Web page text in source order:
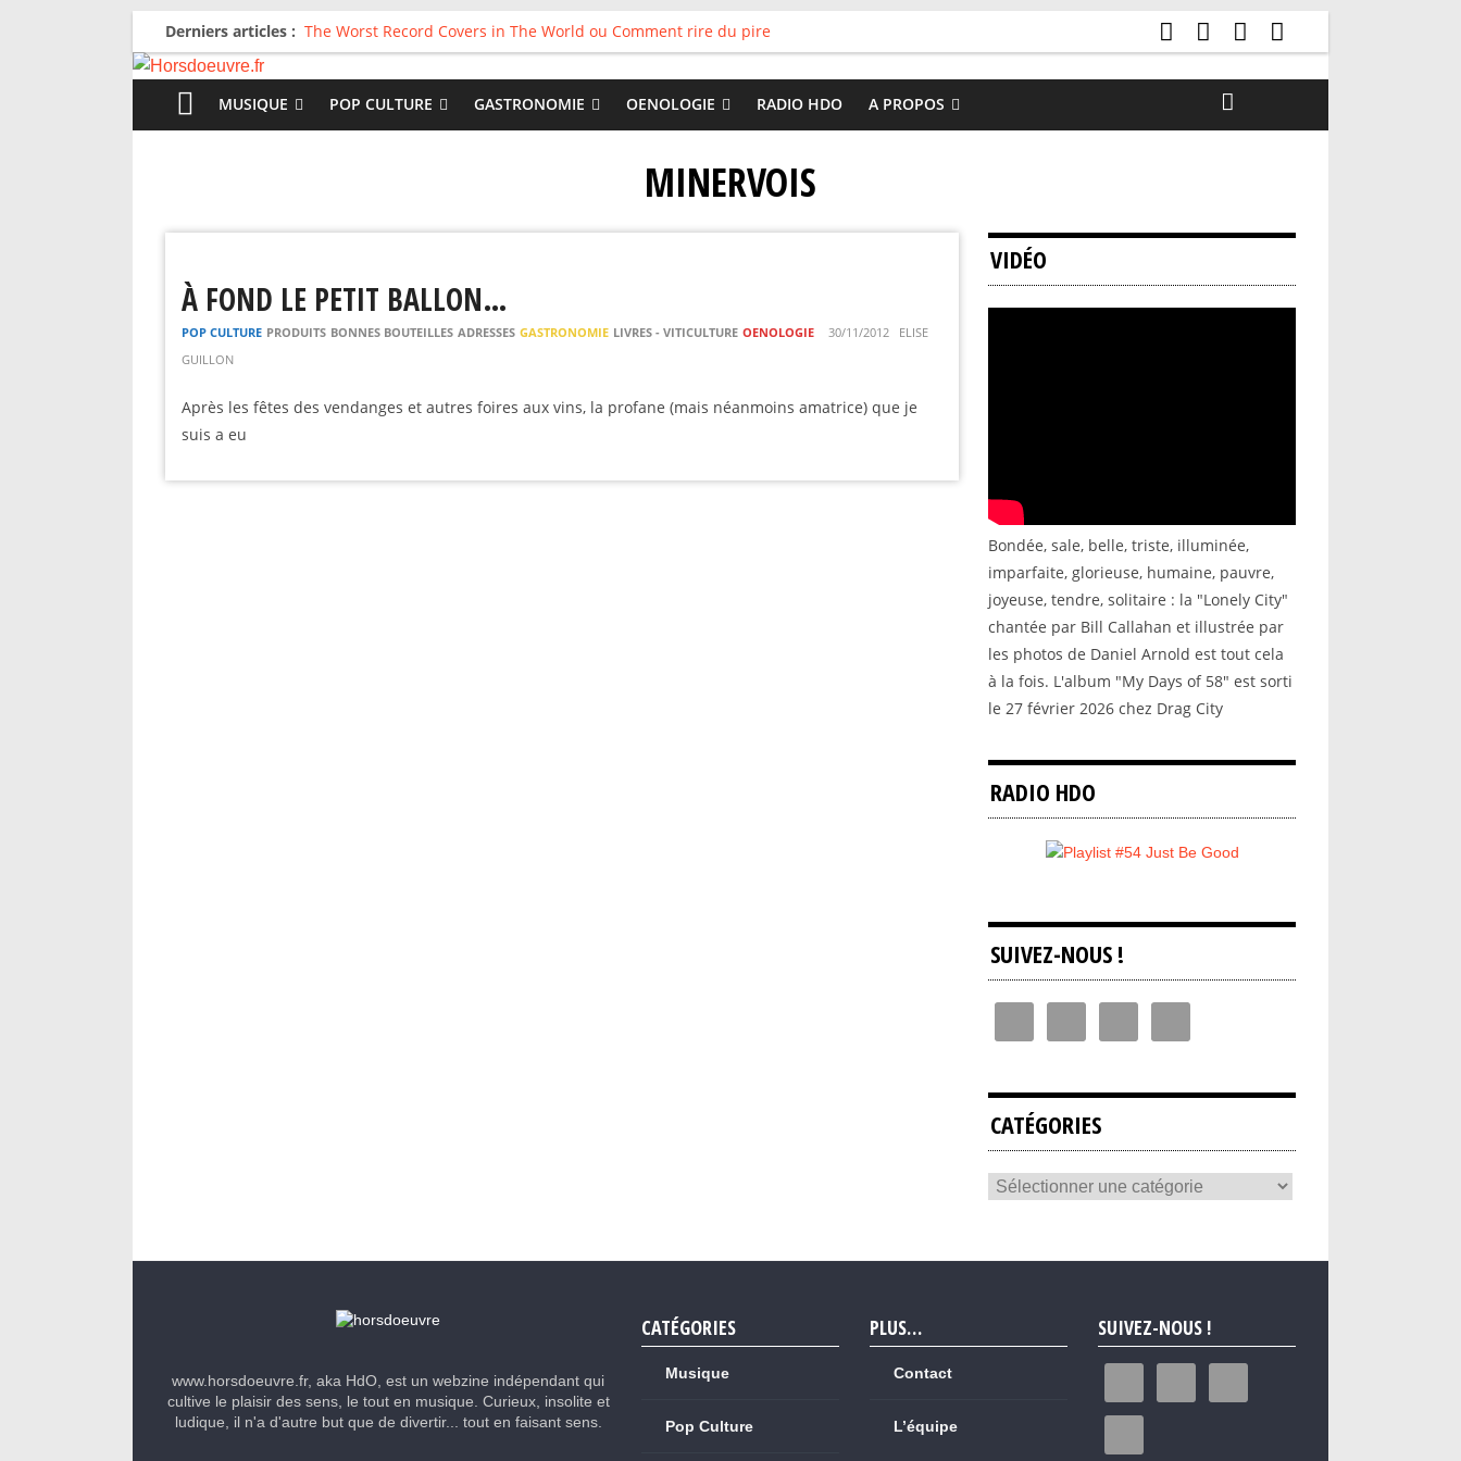
Derniers articles : The Worst Record Covers in The World ou Comment rire du pire
Avril 2026 : C’est dans les vieux pots qu’on fait les meilleurs loops !
Salvaation : Electro Ladyland
For The First Time, Again : Tyler Ballgame plie le game
Radio HDO #54 : Just be Good
MUSIQUE POP CULTURE GASTRONOMIE OENOLOGIE RADIO HDO A PROPOS
MINERVOIS
À FOND LE PETIT BALLON…
POP CULTURE PRODUITS BONNES BOUTEILLES ADRESSES GASTRONOMIE LIVRES - VITICULTURE OENOLOGIE 30/11/2012
ELISE
GUILLON
Après les fêtes des vendanges et autres foires aux vins, la profane (mais néanmoins amatrice) que je
suis a eu
VIDÉO
Bondée, sale, belle, triste, illuminée,
imparfaite, glorieuse, humaine, pauvre,
joyeuse, tendre, solitaire : la "Lonely City"
chantée par Bill Callahan et illustrée par
les photos de Daniel Arnold est tout cela
à la fois. L'album "My Days of 58" est sorti
le 27 février 2026 chez Drag City
RADIO HDO
SUIVEZ-NOUS !
CATÉGORIES
www.horsdoeuvre.fr, aka HdO, est un webzine indépendant qui
cultive le plaisir des sens, le tout en musique. Curieux, insolite et
ludique, il n'a d'autre but que de divertir... tout en faisant sens.
CATÉGORIES
Musique
Pop Culture
PLUS…
Contact
L’équipe
SUIVEZ-NOUS !